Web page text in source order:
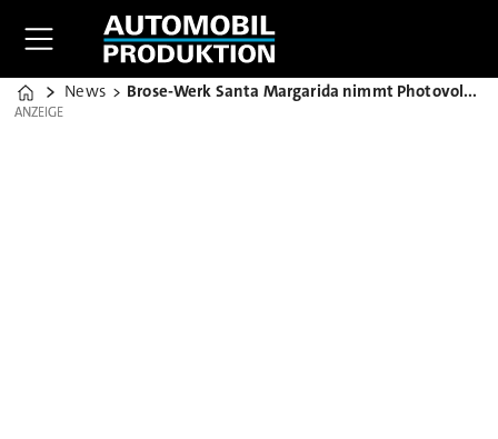
Home
News Brose-Werk Santa Margarida nimmt Photovoltaik in Betrieb
ANZEIGE
ANZEIGE